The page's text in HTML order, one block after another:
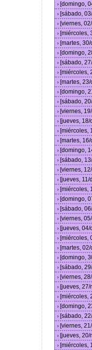
› [domingo,
› [sábado,
› [viernes,
› [miércoles,
› [martes,
› [domingo,
› [sábado,
› [miércoles,
› [martes,
› [domingo,
› [sábado,
› [viernes,
› [jueves,
› [miércoles,
› [martes,
› [domingo,
› [sábado,
› [viernes,
› [jueves,
› [miércoles,
› [domingo,
› [sábado,
› [viernes,
› [jueves,
› [miércoles,
› [martes,
› [domingo,
› [sábado,
› [viernes,
› [jueves,
› [miércoles,
› [domingo,
› [sábado,
› [viernes,
› [jueves,
› [miércoles,